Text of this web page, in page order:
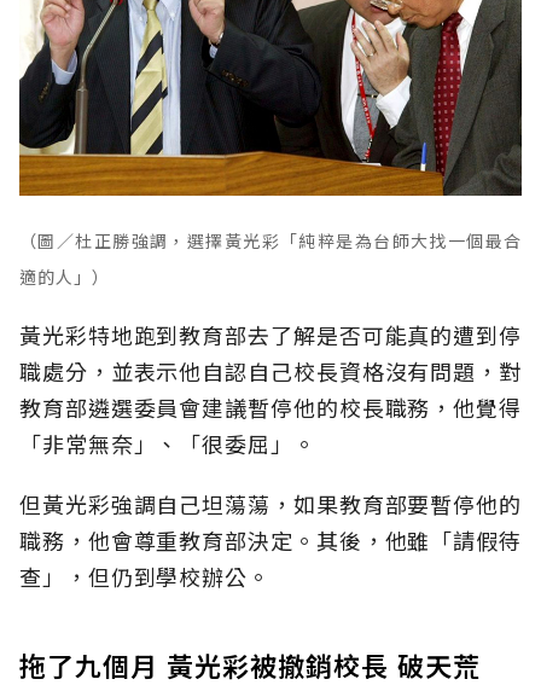
（圖／杜正勝強調，選擇黃光彩「純粹是為台師大找一個最合
適的人」）
黃光彩特地跑到教育部去了解是否可能真的遭到停
職處分，並表示他自認自己校長資格沒有問題，對
教育部遴選委員會建議暫停他的校長職務，他覺得
「非常無奈」、「很委屈」。
但黃光彩強調自己坦蕩蕩，如果教育部要暫停他的
職務，他會尊重教育部決定。其後，他雖「請假待
查」，但仍到學校辦公。
拖了九個月 黃光彩被撤銷校長 破天荒